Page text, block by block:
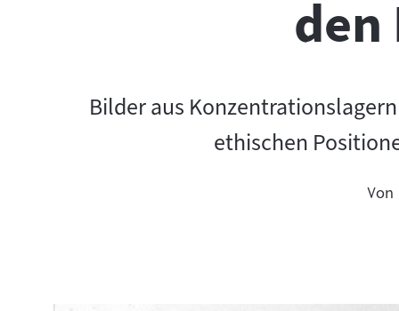
Bilder aus
ethischen
Von